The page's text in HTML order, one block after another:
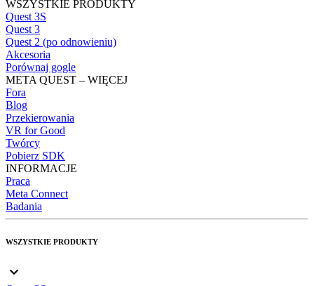
WSZYSTKIE PRODUKTY
Quest 3S
Quest 3
Quest 2 (po odnowieniu)
Akcesoria
Porównaj gogle
META QUEST – WIĘCEJ
Fora
Blog
Przekierowania
VR for Good
Twórcy
Pobierz SDK
INFORMACJE
Praca
Meta Connect
Badania
WSZYSTKIE PRODUKTY